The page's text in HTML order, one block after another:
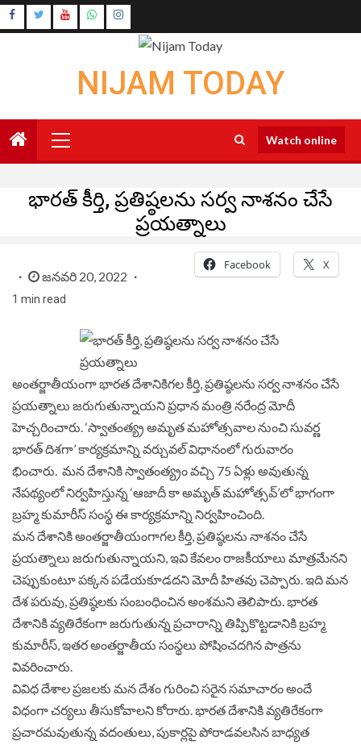
Skip
to
Instagram
NIJAM TODAY
Menu
Watch online
భారత్ కీర్తి, ప్రతిష్ఠలను సర్వ నాశనం చేసే
ప్రయత్నాలు
జనవరి 20, 2022
1 min read
Facebook X
అంతర్జాతీయంగా భారత దేశానికిగల కీర్తి, ప్రతిష్ఠలను సర్వ నాశనం చేసే
ప్రయత్నాలు జరుగుతున్నాయని ప్రధాన మంత్రి నరేంద్ర మోదీ
హెచ్చరించారు. ‘స్వాతంత్య్ర అమృత మహోత్సవాల నుంచి సువర్ణ
భారత్ దిశగా’ కార్యక్రమాన్ని వర్చువల్ విధానంలో గురువారం
భించారు. మన దేశానికి స్వాతంత్య్రం వచ్చి 75 ఏళ్లు అవుతున్న
నేపథ్యంలో నిర్వహిస్తున్న ‘ఆజాదీ కా అమృత్ మహోత్సవ్’లో భాగంగా
బ్రహ్మ కుమారీస్ సంస్థ ఈ కార్యక్రమాన్ని నిర్వహించింది.
మన దేశానికి అంతర్జాతీయంగాగల కీర్తి, ప్రతిష్ఠలను నాశనం చేసే
ప్రయత్నాలు జరుగుతున్నాయని, ఇవి కేవలం రాజకీయాలు మాత్రమేనని
చెప్పుకుంటూ పక్కన పడేయకూడదని మోదీ హితవు చెప్పారు. ఇది మన
దేశ పరువు, ప్రతిష్ఠలకు సంబంధించిన అంశమని తెలిపారు. భారత
దేశానికి వ్యతిరేకంగా జరుగుతున్న ప్రచారాన్ని తిప్పికొట్టడానికి బ్రహ్మ
కుమారీస్, ఇతర అంతర్జాతీయ సంస్థలు పోషించదగిన పాత్రను
వివరించారు.
వివిధ దేశాల ప్రజలకు మన దేశం గురించి సరైన సమాచారం అందే
విధంగా చర్యలు తీసుకోవాలని కోరారు. భారత దేశానికి వ్యతిరేకంగా
ప్రచారమవుతున్న వదంతులు, పుకార్లపై పోరాడవలసిన బాధ్యత